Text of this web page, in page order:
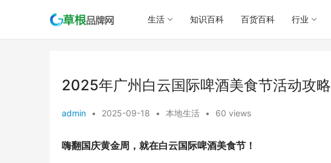
生活 知识百科 百货百科 行业
2025年广州白云国际啤酒美食节活动攻略
admin • 2025-09-18 • 本地生活 • 60 views
嗨翻国庆黄金周，就在白云国际啤酒美食节！